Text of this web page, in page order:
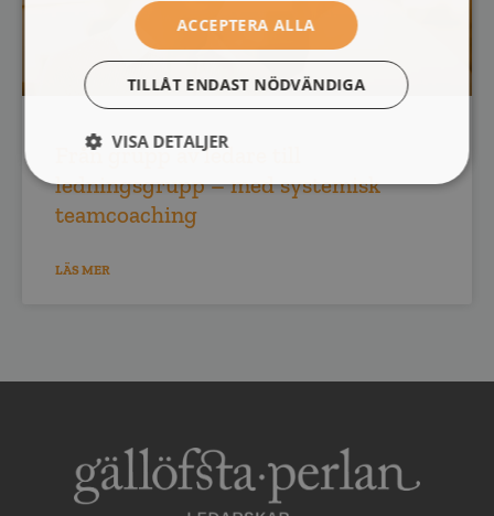
Från grupp av ledare till
ledningsgrupp – med systemisk
teamcoaching
LÄS MER
ACCEPTERA ALLA
TILLÅT ENDAST NÖDVÄNDIGA
VISA DETALJER